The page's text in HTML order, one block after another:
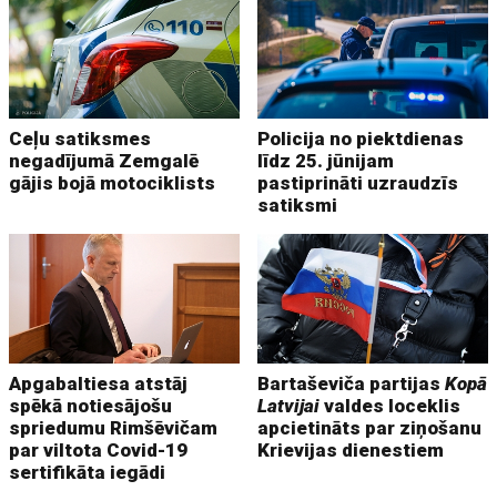
Ceļu satiksmes
negadījumā Zemgalē
gājis bojā motociklists
Policija no piektdienas
līdz 25. jūnijam
pastiprināti uzraudzīs
satiksmi
Apgabaltiesa atstāj
spēkā notiesājošu
spriedumu Rimšēvičam
par viltota Covid-19
sertifikāta iegādi
Bartaševiča partijasKopā
Latvijai valdes loceklis
apcietināts par ziņošanu
Krievijas dienestiem